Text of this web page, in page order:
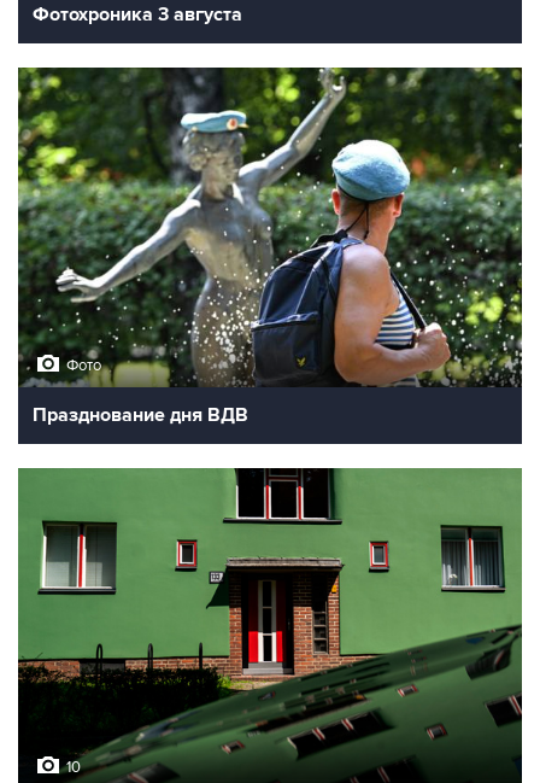
Фотохроника 3 августа
Фото
Празднование дня ВДВ
10